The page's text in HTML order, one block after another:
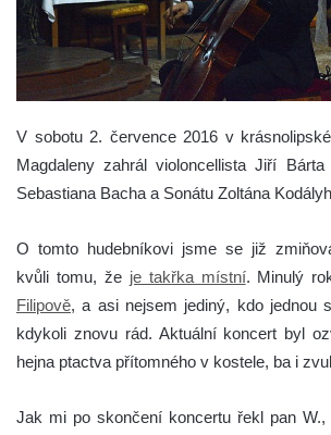
V sobotu 2. července 2016 v
Magdaleny zahrál violoncellista Jiří
Sebastiana Bacha a Sonátu Zoltána
O tomto hudebníkovi jsme se již
kvůli tomu, že je takřka místní. Minulý
Filipově, a asi nejsem jediný, kdo jednou
kdykoli znovu rád. Aktuální koncert byl
hejna ptactva přítomného v kostele, ba i
Jak mi po skončení koncertu řekl pan